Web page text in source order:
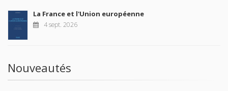
La France et l'Union européenne
4 sept. 2026
Nouveautés